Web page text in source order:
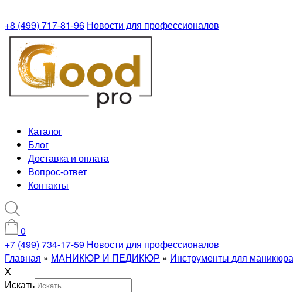
+8 (499) 717-81-96 Новости для профессионалов
Каталог
Блог
Доставка и оплата
Вопрос-ответ
Контакты
0
+7 (499) 734-17-59 Новости для профессионалов
Главная » МАНИКЮР И ПЕДИКЮР » Инструменты для
X
Искать